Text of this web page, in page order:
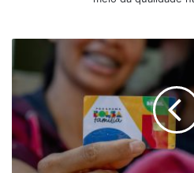
tem
extensão
do
Benefício!
Pagamento
EXTRAORDINÁRIO